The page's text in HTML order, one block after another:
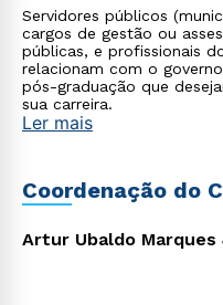
Servidores públicos
cargos de gestão ou
públicas, e profissionais
relacionam com o
pós-graduação que
sua carreira.
Ler mais
Coordenação do
Artur Ubaldo Marques